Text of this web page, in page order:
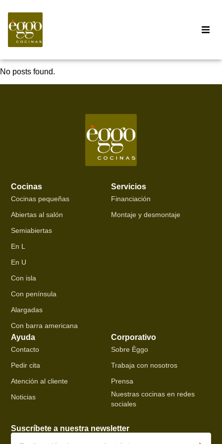
No posts found.
Cocinas
Cocinas pequeñas
Abiertas al salón
Semiabiertas
En L
En U
Con isla
Con península
Alargadas
Con barra americana
Servicios
Financiación
Montaje y desmontaje
Ayuda
Contacto
Pedir cita
Atención al cliente
Noticias
Corporativo
Sobre Èggo
Trabaja con nosotros
Prensa
Nuestras cocinas en redes
sociales
Suscríbete a nuestra newsletter